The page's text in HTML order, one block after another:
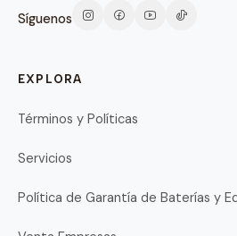
Síguenos
EXPLORA
Términos y Políticas
Servicios
Política de Garantía de Baterías y